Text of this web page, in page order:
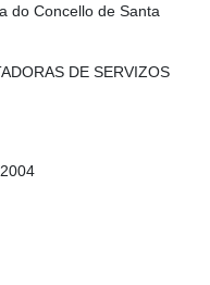
do Concello de Santa
DE SERVIZOS